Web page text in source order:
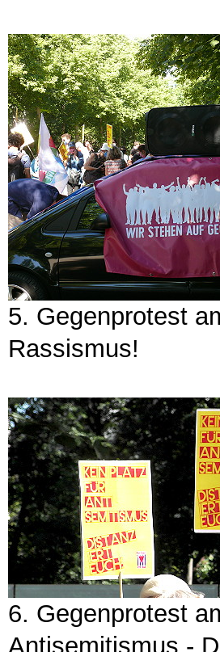
5. Gegenprotest
Rassismus!
6. Gegenprotest
Antisemitismus -